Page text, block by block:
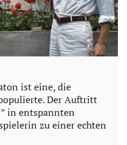
ist eine, die
Der Auftritt
in entspannten
zu einer echten